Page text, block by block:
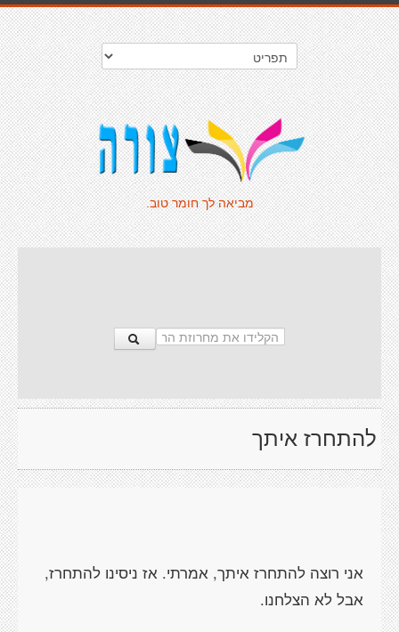
מביאה לך חומר טוב.
להתחרז איתך
אני רוצה להתחרז איתך, אמרתי. אז ניסינו להתחרז,
אבל לא הצלחנו.